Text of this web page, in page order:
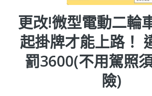
更改!微型電動二輪
起掛牌才能上路！
罰3600(不用駕照
險)